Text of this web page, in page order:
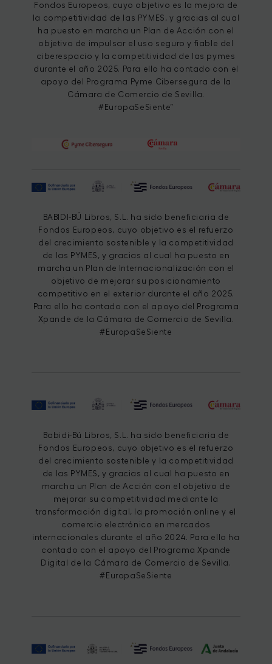
Fondos Europeos, cuyo objetivo es la mejora de
la competitividad de las PYMES, y gracias al cual
ha puesto en marcha un Plan de Acción con el
objetivo de impulsar el uso seguro y fiable del
ciberespacio y la competitividad de las pymes
durante el año 2025. Para ello ha contado con el
apoyo del Programa Pyme Cibersegura de la
Cámara de Comercio de Sevilla.
#EuropaSeSiente”
BABIDI-BÚ Libros, S.L. ha sido beneficiaria de
Fondos Europeos, cuyo objetivo es el refuerzo
del crecimiento sostenible y la competitividad
de las PYMES, y gracias al cual ha puesto en
marcha un Plan de Internacionalización con el
objetivo de mejorar su posicionamiento
competitivo en el exterior durante el año 2025.
Para ello ha contado con el apoyo del Programa
Xpande de la Cámara de Comercio de Sevilla.
#EuropaSeSiente
Babidi-Bú Libros, S.L. ha sido beneficiaria de
Fondos Europeos, cuyo objetivo es el refuerzo
del crecimiento sostenible y la competitividad
de las PYMES, y gracias al cual ha puesto en
marcha un Plan de Acción con el objetivo de
mejorar su competitividad mediante la
transformación digital, la promoción online y el
comercio electrónico en mercados
internacionales durante el año 2024. Para ello ha
contado con el apoyo del Programa Xpande
Digital de la Cámara de Comercio de Sevilla.
#EuropaSeSiente